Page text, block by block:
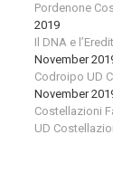
Pordenone
2019
Il DNA e
November
Codroipo UD
November
Costellazioni
UD